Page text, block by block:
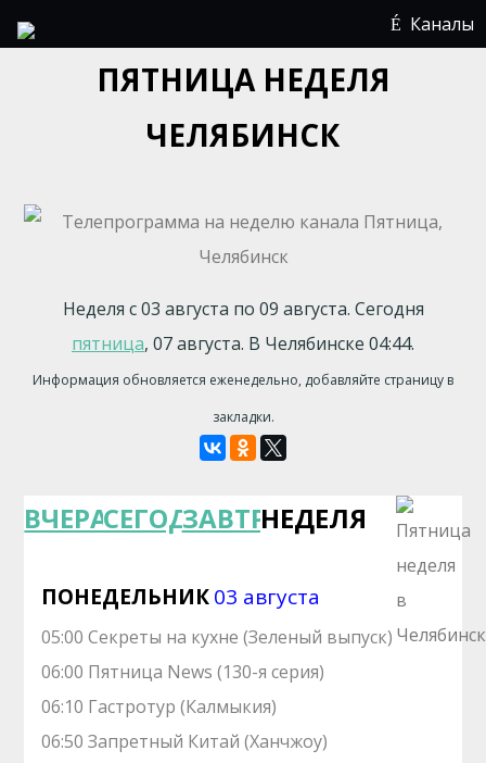
Каналы
ПЯТНИЦА НЕДЕЛЯ
ЧЕЛЯБИНСК
Неделя с 03 августа по 09 августа. Сегодня
пятница, 07 августа. В Челябинске 04:44.
Информация обновляется еженедельно, добавляйте страницу в
закладки.
ВЧЕРАСЕГОДНЯЗАВТРАНЕДЕЛЯ
ПОНЕДЕЛЬНИК03 августа
05:00 Секреты на кухне (Зеленый выпуск)
06:00 Пятница News (130-я серия)
06:10 Гастротур (Калмыкия)
06:50 Запретный Китай (Ханчжоу)